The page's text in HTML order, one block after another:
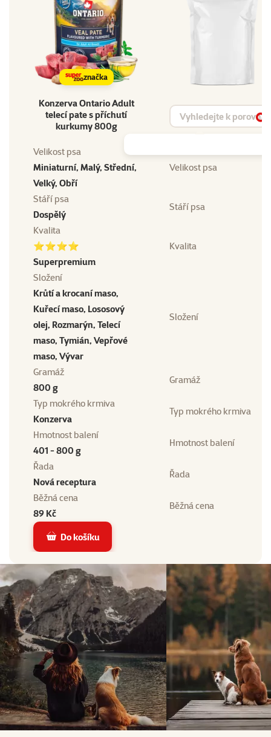
značka
Konzerva Ontario Adult
telecí pate s příchutí
kurkumy 800g
Vyhledat produkt
Velikost psa
Miniaturní, Malý, Střední,
Velký, Obří
Velikost psa
Stáří psa
Dospělý
Stáří psa
Kvalita
⭐⭐⭐⭐
Superpremium
Kvalita
Složení
Krůtí a krocaní maso,
Kuřecí maso, Lososový
olej, Rozmarýn, Telecí
maso, Tymián, Vepřové
maso, Vývar
Složení
Gramáž
800 g
Gramáž
Typ mokrého krmiva
Konzerva
Typ mokrého krmiva
Hmotnost balení
401 - 800 g
Hmotnost balení
Řada
Nová receptura
Řada
Běžná cena
89 Kč
Běžná cena
Do košíku